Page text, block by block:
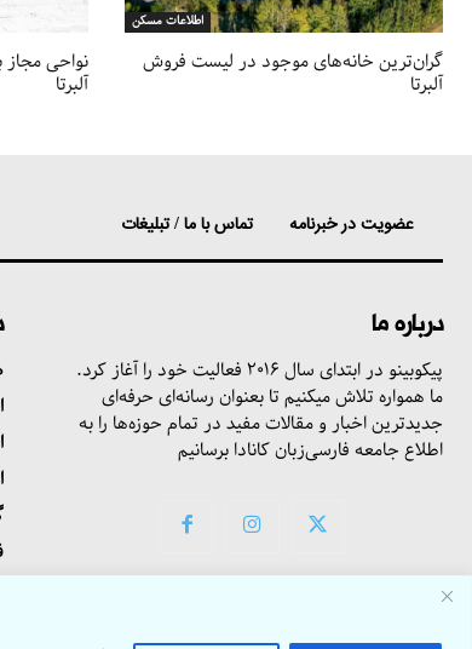
نواحی
آلبرتا
اطلاعات مسکن
گران‌ترین خانه‌های موجود در لیست فروش
آلبرتا
تماس با ما / تبلیغات عضویت در خبرنامه
درباره ما
پیکوبینو در ابتدای سال ۲۰۱۶ فعالیت خود را آغاز کرد.
ما همواره تلاش میکنیم تا بعنوان رسانه‌ای حرفه‌ای
جدیدترین اخبار و مقالات مفید در تمام حوزه‌ها را به
اطلاع جامعه فارسی‌زبان کانادا برسانیم